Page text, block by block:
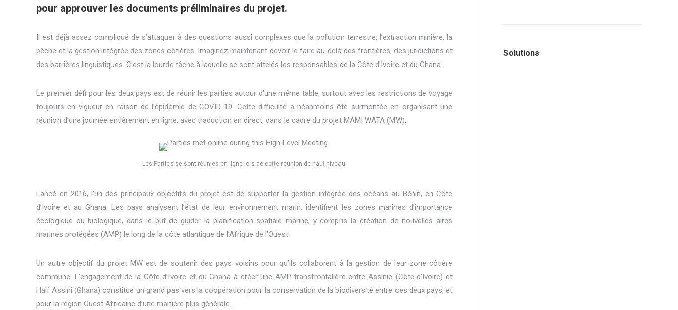
pour approuver les documents préliminaires du projet.
Il est déjà assez compliqué de s’attaquer à des questions aussi complexes que la pollution terrestre, l’extraction minière, la
pêche et la gestion intégrée des zones côtières. Imaginez maintenant devoir le faire au-delà des frontières, des juridictions et
des barrières linguistiques. C’est la lourde tâche à laquelle se sont attelés les responsables de la Côte d’Ivoire et du Ghana.
Le premier défi pour les deux pays est de réunir les parties autour d’une même table, surtout avec les restrictions de voyage
toujours en vigueur en raison de l’épidémie de COVID-19. Cette difficulté a néanmoins été surmontée en organisant une
réunion d’une journée entièrement en ligne, avec traduction en direct, dans le cadre du projet MAMI WATA (MW).
Les Parties se sont réunies en ligne lors de cette réunion de haut niveau.
Lancé en 2016, l’un des principaux objectifs du projet est de supporter la gestion intégrée des océans au Bénin, en Côte
d’Ivoire et au Ghana. Les pays analysent l’état de leur environnement marin, identifient les zones marines d’importance
écologique ou biologique, dans le but de guider la planification spatiale marine, y compris la création de nouvelles aires
marines protégées (AMP) le long de la côte atlantique de l’Afrique de l’Ouest.
Un autre objectif du projet MW est de soutenir des pays voisins pour qu’ils collaborent à la gestion de leur zone côtière
commune. L’engagement de la Côte d’Ivoire et du Ghana à créer une AMP transfrontalière entre Assinie (Côte d’Ivoire) et
Half Assini (Ghana) constitue un grand pas vers la coopération pour la conservation de la biodiversité entre ces deux pays, et
pour la région Ouest Africaine d’une manière plus générale.
Solutions